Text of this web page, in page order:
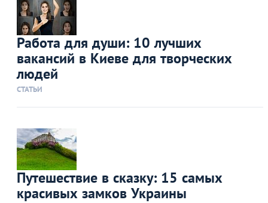
Работа для души: 10 лучших
вакансий в Киеве для творческих
людей
СТАТЬИ
Путешествие в сказку: 15 самых
красивых замков Украины